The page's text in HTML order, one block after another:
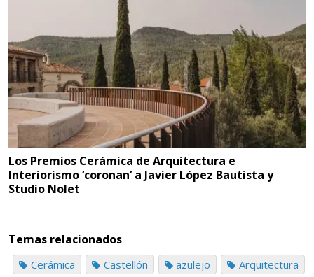
Los Premios Cerámica de Arquitectura e
Interiorismo ‘coronan’ a Javier López Bautista y
Studio Nolet
Temas relacionados
Cerámica Castellón azulejo Arquitectura